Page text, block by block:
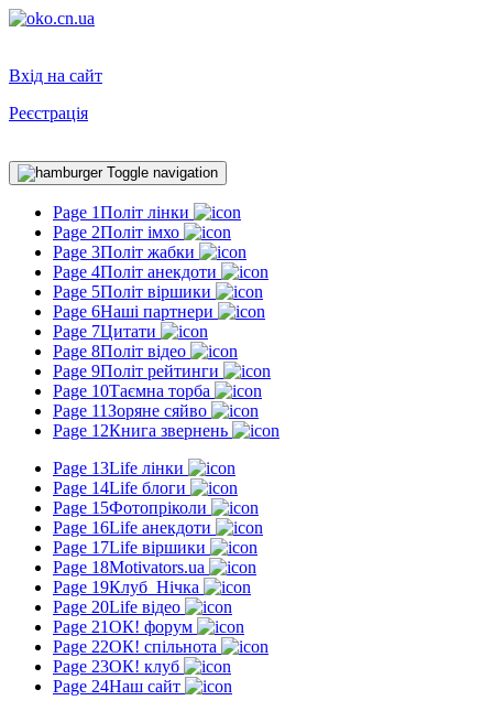
Вхід на сайт
Реєстрація
Toggle navigation
Page 1Політ лінки
Page 2Політ імхо
Page 3Політ жабки
Page 4Політ анекдоти
Page 5Політ віршики
Page 6Наші партнери
Page 7Цитати
Page 8Політ відео
Page 9Політ рейтинги
Page 10Таємна торба
Page 11Зоряне сяйво
Page 12Книга звернень
Page 13Life лінки
Page 14Life блоги
Page 15Фотопріколи
Page 16Life анекдоти
Page 17Life віршики
Page 18Motivators.ua
Page 19Клуб_Нічка
Page 20Life відео
Page 21ОК! форум
Page 22ОК! спільнота
Page 23ОК! клуб
Page 24Наш сайт